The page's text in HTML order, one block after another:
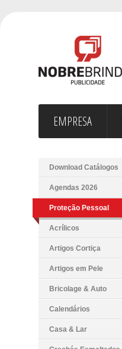
EMPRESA
Download Catálogos
Agendas 2026
Proteção Pessoal
Acrílicos
Artigos Cortiça
Artigos em Pele
Bricolage & Auto
Calendários
Casa & Lar